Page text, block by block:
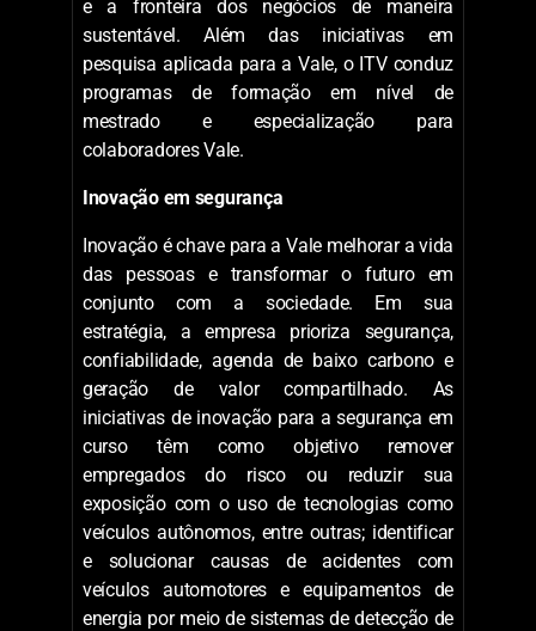
capacitação e empreendedorismo.
Atua por meio do ITV Desenvolvimento
Sustentável, em Belém (PA), e do ITV
Mineração, em Ouro Preto (MG), com o
propósito de criar opções de futuro por meio
da pesquisa científica e do desenvolvimento
de tecnologias, expandindo o conhecimento
e a fronteira dos negócios de maneira
sustentável. Além das iniciativas em
pesquisa aplicada para a Vale, o ITV conduz
programas de formação em nível de
mestrado e especialização para
colaboradores Vale.
Inovação em segurança
Inovação é chave para a Vale melhorar a vida
das pessoas e transformar o futuro em
conjunto com a sociedade. Em sua
estratégia, a empresa prioriza segurança,
confiabilidade, agenda de baixo carbono e
geração de valor compartilhado. As